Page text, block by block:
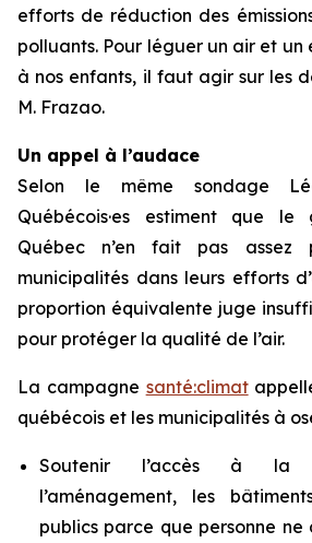
efforts de réduction des
polluants. Pour léguer un air et un
à nos enfants, il faut agir sur les
M. Frazao.
Un appel à l’audace
Selon le même sondage
Québécois·es estiment que le
Québec n’en fait pas assez
municipalités dans leurs efforts
proportion équivalente juge
pour protéger la qualité de l’air.
La campagne santé:climat
québécois et les municipalités à
Soutenir l’accès à la
l’aménagement, les
publics parce que personne